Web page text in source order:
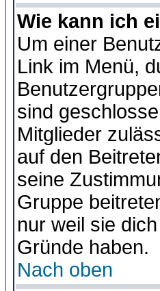
Wie kann ich
Um einer
Link im Menü,
sind
Mitglieder
auf den
seine
Gruppe
nur weil sie
Gründe haben.
Nach oben